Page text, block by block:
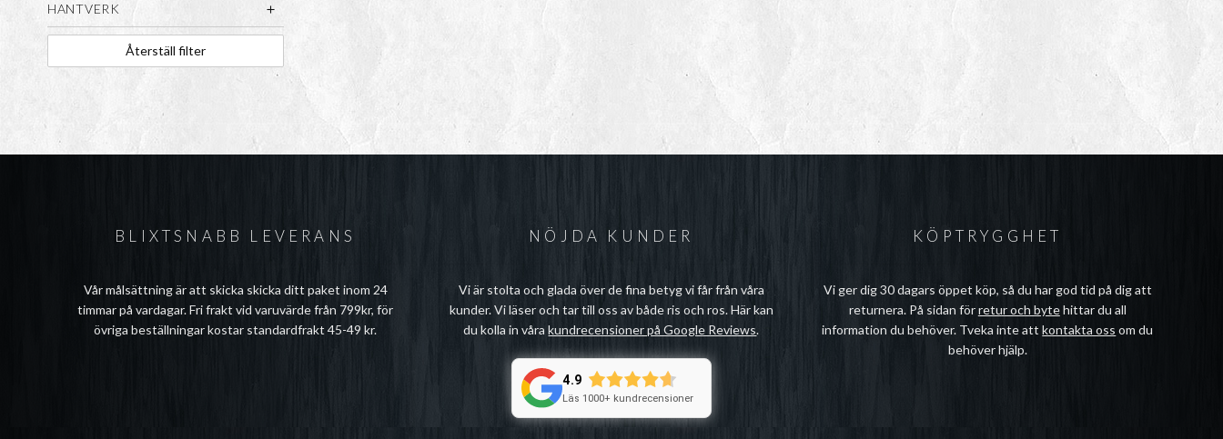
HANTVERK
Återställ filter
BLIXTSNABB LEVERANS
Vår målsättning är att skicka skicka ditt paket inom 24
timmar på vardagar. Fri frakt vid varuvärde från 799kr, för
övriga beställningar kostar standardfrakt 45-49 kr.
NÖJDA KUNDER
Vi är stolta och glada över de fina betyg vi får från våra
kunder. Vi läser och tar till oss av både ris och ros. Här kan
du kolla in vårakundrecensioner på Google Reviews.
4.9
Läs 1000+ kundrecensioner
KÖPTRYGGHET
Vi ger dig 30 dagars öppet köp, så du har god tid på dig att
returnera. På sidan förretur och bytehittar du all
information du behöver. Tveka inte attkontakta oss om du
behöver hjälp.